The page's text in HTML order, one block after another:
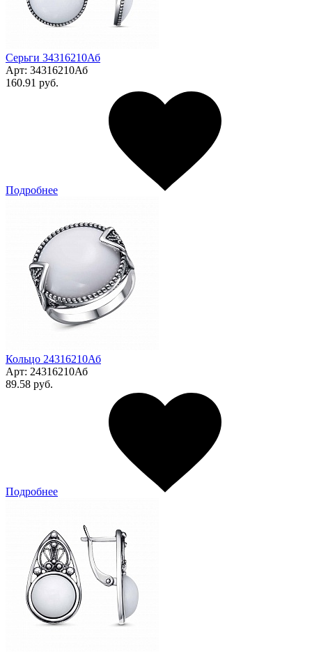
Серьги 34316210Аб
Арт: 34316210Аб
160.91 руб.
Подробнее
Кольцо 24316210Аб
Арт: 24316210Аб
89.58 руб.
Подробнее